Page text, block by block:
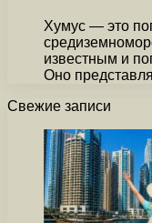
Хумус — это
известным и
Оно
Свежие записи